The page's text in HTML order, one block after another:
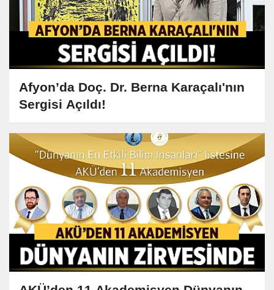
Afyon’da Doç. Dr. Berna Karaçalı'nın
Sergisi Açıldı!